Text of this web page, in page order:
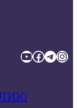
YouTube Facebook TelegramInstagram